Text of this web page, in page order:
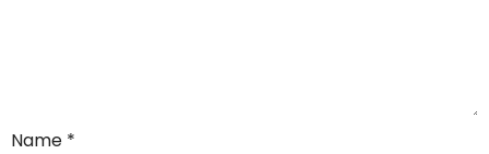
Name *